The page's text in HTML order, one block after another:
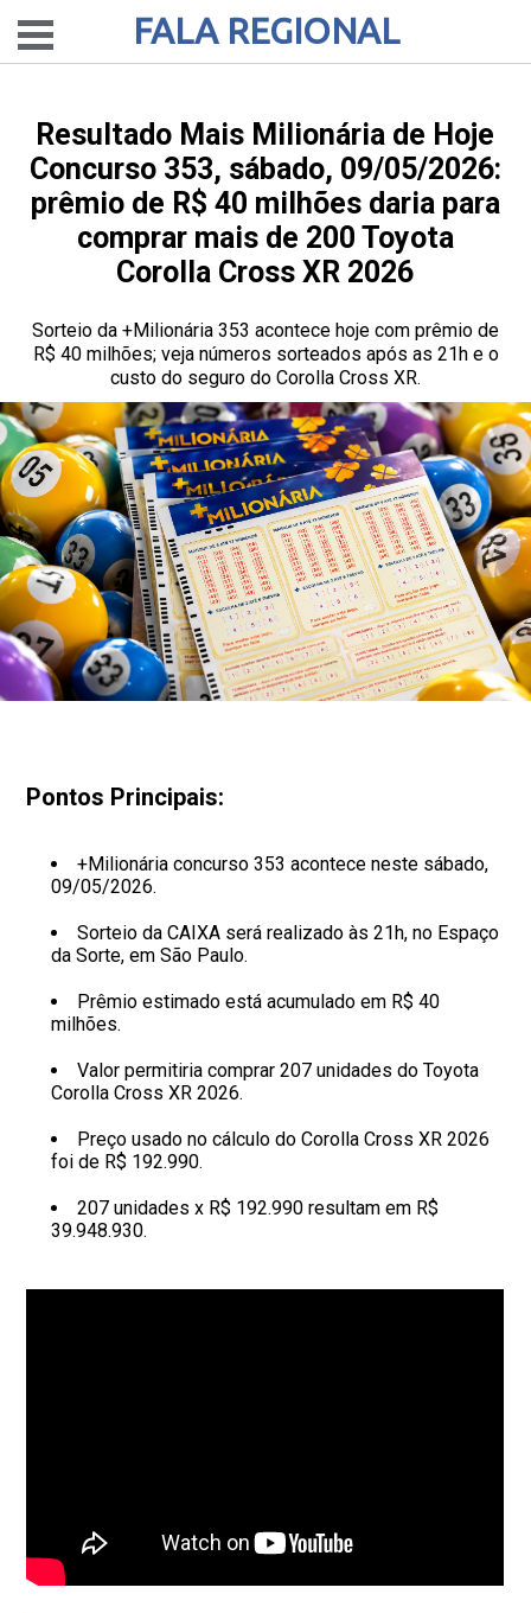
FALA REGIONAL
Resultado Mais Milionária de Hoje
Concurso 353, sábado, 09/05/2026:
prêmio de R$ 40 milhões daria para
comprar mais de 200 Toyota
Corolla Cross XR 2026
Sorteio da +Milionária 353 acontece hoje com prêmio de
R$ 40 milhões; veja números sorteados após as 21h e o
custo do seguro do Corolla Cross XR.
Pontos Principais:
+Milionária concurso 353 acontece neste sábado,
09/05/2026.
Sorteio da CAIXA será realizado às 21h, no Espaço
da Sorte, em São Paulo.
Prêmio estimado está acumulado em R$ 40
milhões.
Valor permitiria comprar 207 unidades do Toyota
Corolla Cross XR 2026.
Preço usado no cálculo do Corolla Cross XR 2026
foi de R$ 192.990.
207 unidades x R$ 192.990 resultam em R$
39.948.930.